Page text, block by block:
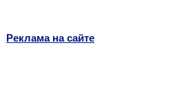
Реклама на сайте